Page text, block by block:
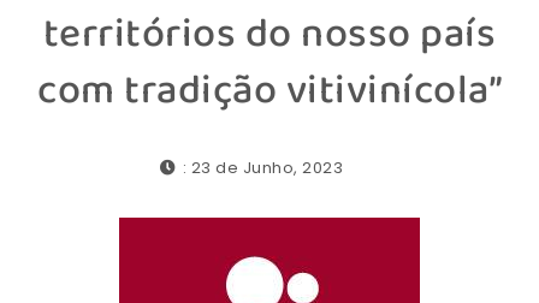
territórios do nosso país
com tradição vitivinícola”
: 23 de Junho, 2023